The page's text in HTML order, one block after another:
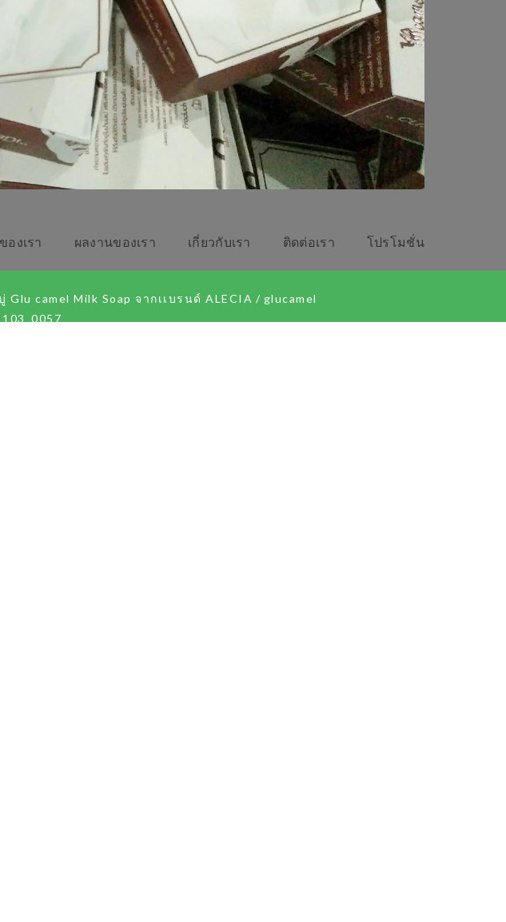
องเรา ผลงานของเรา เกี่ยวกับเรา ติดต่อเรา โปรโมชั่น
Glu camel Milk Soap จากเเบรนด์​ ALECIA / glucamel